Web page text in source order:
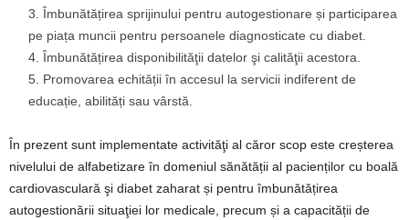
Îmbunătățirea sprijinului pentru autogestionare și participarea
pe piața muncii pentru persoanele diagnosticate cu diabet.
Îmbunătățirea disponibilităţii datelor şi calităţii acestora.
Promovarea echității în accesul la servicii indiferent de
educație, abilități sau vârstă.
În prezent sunt implementate activităţi al căror scop este creșterea
nivelului de alfabetizare în domeniul sănătății al pacienților cu boală
cardiovasculară şi diabet zaharat și pentru îmbunătățirea
autogestionării situaţiei lor medicale, precum și a capacității de